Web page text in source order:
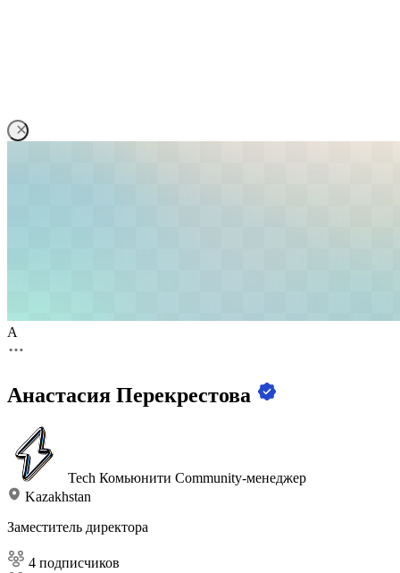
А
Анастасия Перекрестова
Tech Комьюнити Community-менеджер
Kazakhstan
Заместитель директора
4 подписчиков